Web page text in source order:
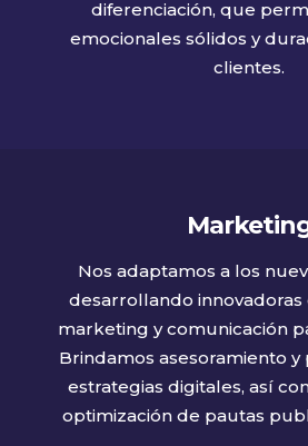
diferenciación, que
emocionales sólidos y
clientes.
Nos adaptamos a los
desarrollando innovadoras
marketing y comunicación
Brindamos asesoramiento y
estrategias digitales, así
optimización de pautas